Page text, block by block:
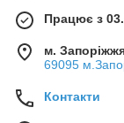
Працює з
м.
69095
Контакти